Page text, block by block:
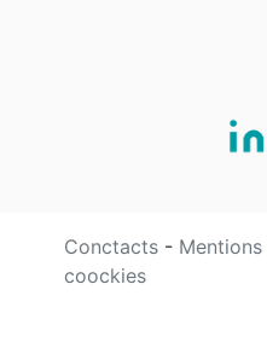
Conctacts -
coockies